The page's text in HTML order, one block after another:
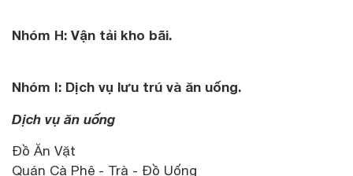
Nhóm H: Vận tải kho bãi.
Nhóm I: Dịch vụ lưu trú và ăn uống.
Dịch vụ ăn uống
Đồ Ăn Vặt
Quán Cà Phê - Trà - Đồ Uống